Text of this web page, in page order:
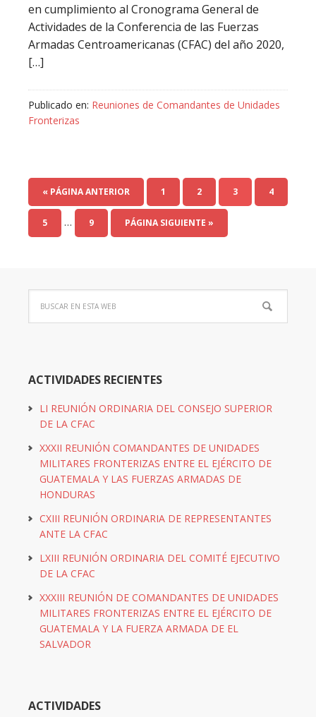
en cumplimiento al Cronograma General de
Actividades de la Conferencia de las Fuerzas
Armadas Centroamericanas (CFAC) del año 2020,
[…]
Publicado en: Reuniones de Comandantes de Unidades
Fronterizas
« PÁGINA ANTERIOR 1 2 3 4
5 … 9 PÁGINA SIGUIENTE »
ACTIVIDADES RECIENTES
LI REUNIÓN ORDINARIA DEL CONSEJO SUPERIOR
DE LA CFAC
XXXII REUNIÓN COMANDANTES DE UNIDADES
MILITARES FRONTERIZAS ENTRE EL EJÉRCITO DE
GUATEMALA Y LAS FUERZAS ARMADAS DE
HONDURAS
CXIII REUNIÓN ORDINARIA DE REPRESENTANTES
ANTE LA CFAC
LXIII REUNIÓN ORDINARIA DEL COMITÉ EJECUTIVO
DE LA CFAC
XXXIII REUNIÓN DE COMANDANTES DE UNIDADES
MILITARES FRONTERIZAS ENTRE EL EJÉRCITO DE
GUATEMALA Y LA FUERZA ARMADA DE EL
SALVADOR
ACTIVIDADES